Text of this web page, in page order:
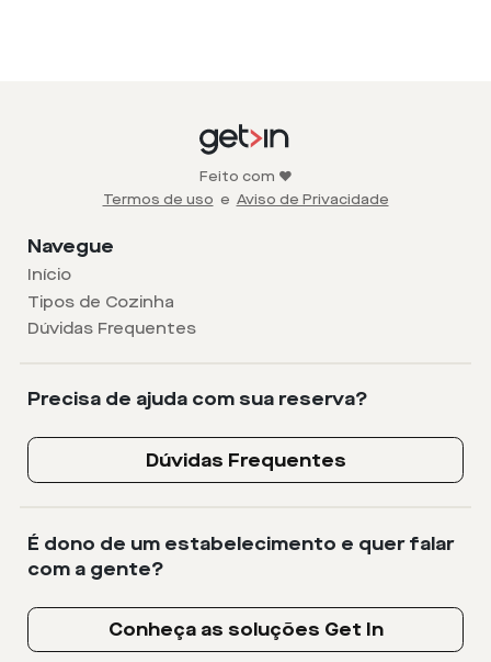
Feito com ❤️
Termos de uso e Aviso de Privacidade
Navegue
Início
Tipos de Cozinha
Dúvidas Frequentes
Precisa de ajuda com sua reserva?
Dúvidas Frequentes
É dono de um estabelecimento e quer falar
com a gente?
Conheça as soluções Get In